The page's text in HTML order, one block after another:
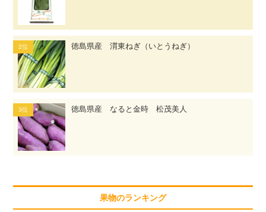
徳島県産 渭東ねぎ（いとうねぎ）
徳島県産 なると金時 松茂美人
果物のランキング